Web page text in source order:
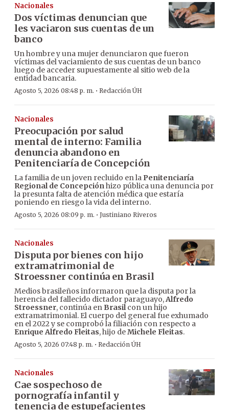
Nacionales
Dos víctimas denuncian que
les vaciaron sus cuentas de un
banco
Un hombre y una mujer denunciaron que fueron
víctimas del vaciamiento de sus cuentas de un banco
luego de acceder supuestamente al sitio web de la
entidad bancaria.
Agosto 5, 2026 08:48 p. m. · Redacción ÚH
Nacionales
Preocupación por salud
mental de interno: Familia
denuncia abandono en
Penitenciaría de Concepción
La familia de un joven recluido en la Penitenciaría
Regional de Concepciónhizo pública una denuncia por
la presunta falta de atención médica que estaría
poniendo en riesgo la vida del interno.
Agosto 5, 2026 08:09 p. m. · Justiniano Riveros
Nacionales
Disputa por bienes con hijo
extramatrimonial de
Stroessner continúa en Brasil
Medios brasileños informaron que la disputa por la
herencia del fallecido dictador paraguayo,Alfredo
Stroessner, continúa en Brasilcon un hijo
extramatrimonial. El cuerpo del general fue exhumado
en el 2022 y se comprobó la filiación con respecto a
Enrique Alfredo Fleitas, hijo deMichele Fleitas.
Agosto 5, 2026 07:48 p. m. · Redacción ÚH
Nacionales
Cae sospechoso de
pornografía infantil y
tenencia de estupefacientes